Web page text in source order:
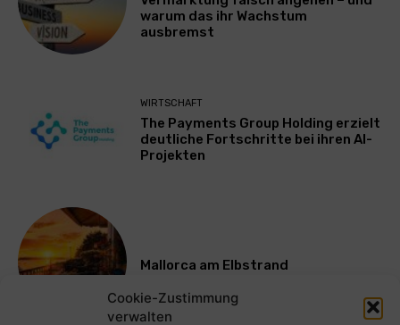
Cookie-Zustimmung
verwalten
warum das ihr Wachstum
ausbremst
WIRTSCHAFT
The Payments Group Holding erzielt
deutliche Fortschritte bei ihren AI-
Projekten
Mallorca am Elbstrand